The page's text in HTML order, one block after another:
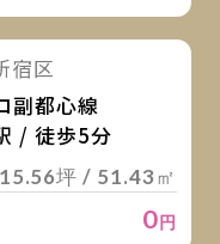
宿区
副都心線
/ 徒歩5分
15.56坪 / 51.43㎡
0円